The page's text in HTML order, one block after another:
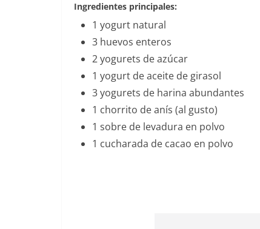
Ingredientes principales:
1 yogurt natural
3 huevos enteros
2 yogurets de azúcar
1 yogurt de aceite de girasol
3 yogurets de harina abundantes
1 chorrito de anís (al gusto)
1 sobre de levadura en polvo
1 cucharada de cacao en polvo